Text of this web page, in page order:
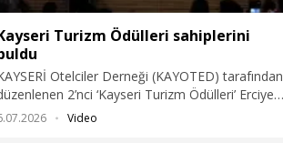
Turizm Ödülleri sahiplerini
Otelciler Derneği (KAYOTED) tarafından
2’nci ‘Kayseri Turizm Ödülleri’ Erciyes
Merkezi’nde yoğun katılımla gerçekleştirildi.
Video